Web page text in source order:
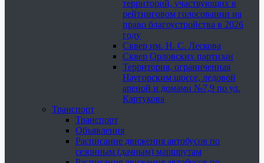
территорий, участвующих в
рейтинговом голосовании на
право благоустройства в 2026
году
Сквер им. Н. С. Лескова
Сквер Орловских партизан
Территория, ограниченная
Наугорским шоссе, ледовой
ареной и домами №7,9 по ул.
Картукова
Транспорт
Транспорт
Объявления
Расписание движения автобусов по
сезонным (дачным) маршрутам